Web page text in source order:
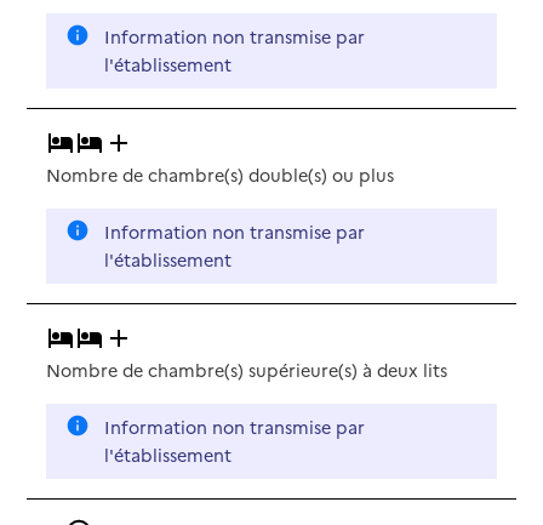
Information non transmise par
l'établissement
Nombre de chambre(s) double(s)ou plus
Information non transmise par
l'établissement
Nombre de chambre(s) supérieure(s) à deux lits
Information non transmise par
l'établissement